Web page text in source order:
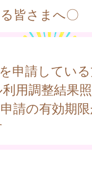
皆さまへ〇
申請してい
用調整結果
請の有効期